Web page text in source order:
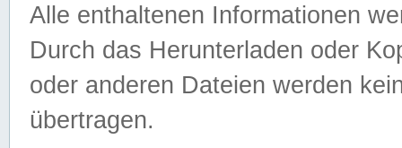
Alle enthaltenen Informationen
Durch das Herunterladen oder
oder anderen Dateien werden
übertragen.